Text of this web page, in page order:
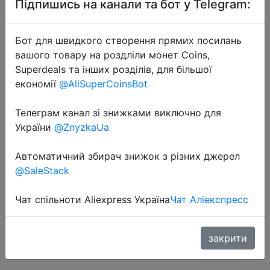
2022-07-07
Футболка женская летняя с
стиле 90-х
Підпишись на канали та бот у Telegram:
Бот для швидкого створення прямих посилань
вашого товару на роздліли монет Coins,
Superdeals та інших розділів, для більшої
економії @AliSuperCoinsBot
Телеграм канал зі знижками виключно для
України @ZnyzkaUa
Автоматичний збирач знижок з різних джерел
@SaleStack
Чат спільноти Aliexpress УкраїнаЧат Аліекспресс
закрити